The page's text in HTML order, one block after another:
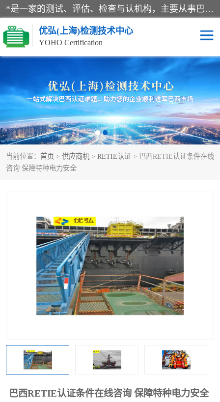
*是一家的测试、评估、检查与认机构，主要从事巴西NR10认证、NR12认证、NR13认证；ANATEL认证、INMTRO认证，欧盟CE认证：MD认证，PED认证，MID认证，ATEX认证，德国蓝色天使认证。
优弘(上海)检测技术中心
YOHO Certification
当前位置： 首页 > 供应商机 > RETIE认证 > 巴西RETIE认证条件在线
咨询 保障特种电力安全
巴西RETIE认证条件在线咨询 保障特种电力安全
RECYCLASS认证 NR10认证
NR12认证 NR13认证
ART认证 巴西NR认证
巴西认证 RETIE认证